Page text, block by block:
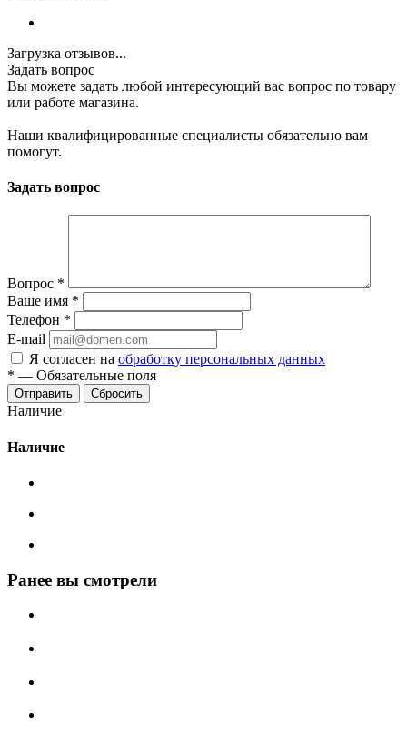
Загрузка отзывов...
Задать вопрос
Вы можете задать любой интересующий вас вопрос по товару
или работе магазина.
Наши квалифицированные специалисты обязательно вам
помогут.
Задать вопрос
Вопрос *
Ваше имя *
Телефон *
E-mail
Я согласен на обработку персональных данных
* — Обязательные поля
Сбросить
Наличие
Наличие
Ранее вы смотрели